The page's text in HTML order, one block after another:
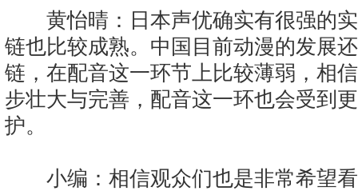
黄怡晴：日本声优确实有很强的实
链也比较成熟。中国目前动漫的发展
链，在配音这一环节上比较薄弱，相
步壮大与完善，配音这一环也会受到
护。
小编：相信观众们也是非常希望看